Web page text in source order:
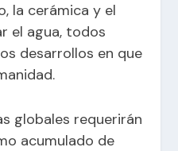
la cerámica y el
el agua, todos
desarrollos en que
globales requerirán
acumulado de